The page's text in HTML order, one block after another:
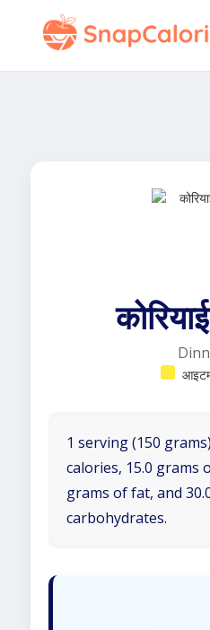
1 serving (150
calories, 15.0 grams
grams of fat, and
carbohydrates.